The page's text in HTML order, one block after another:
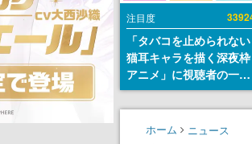
注目度
「タバコを止められない
猫耳キャラを描く深夜枠
アニメ」に視聴者の一部
から批判意見。違法薬物
の使用と思わしき描写も
含めて、BPOが議論を交
ホーム ニュース